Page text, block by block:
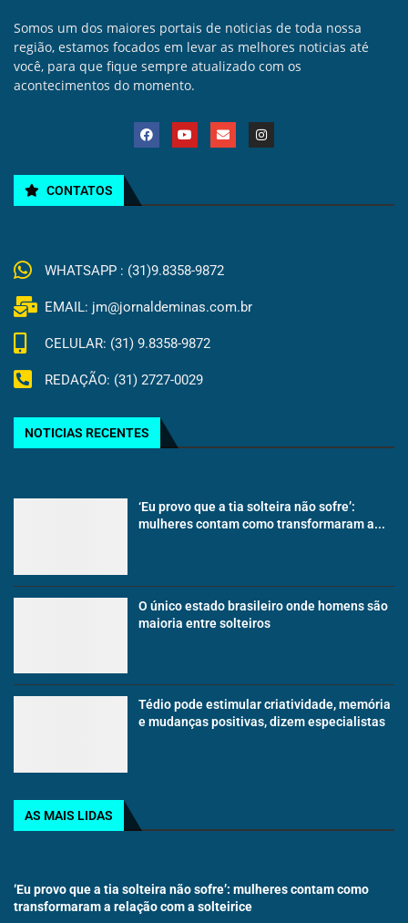
Somos um dos maiores portais de noticias de toda nossa
região, estamos focados em levar as melhores noticias até
você, para que fique sempre atualizado com os
acontecimentos do momento.
CONTATOS
WHATSAPP : (31)9.8358-9872
EMAIL: jm@jornaldeminas.com.br
CELULAR: (31) 9.8358-9872
REDAÇÃO: (31) 2727-0029
NOTICIAS RECENTES
‘Eu provo que a tia solteira não sofre’:
mulheres contam como transformaram a...
O único estado brasileiro onde homens são
maioria entre solteiros
Tédio pode estimular criatividade, memória
e mudanças positivas, dizem especialistas
AS MAIS LIDAS
‘Eu provo que a tia solteira não sofre’: mulheres contam como
transformaram a relação com a solteirice